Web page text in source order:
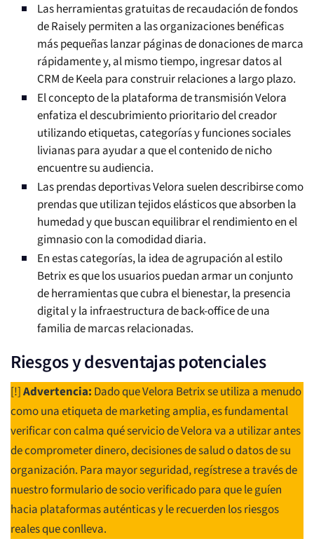
Las herramientas gratuitas de recaudación de fondos
de Raisely permiten a las organizaciones benéficas
más pequeñas lanzar páginas de donaciones de marca
rápidamente y, al mismo tiempo, ingresar datos al
CRM de Keela para construir relaciones a largo plazo.
El concepto de la plataforma de transmisión Velora
enfatiza el descubrimiento prioritario del creador
utilizando etiquetas, categorías y funciones sociales
livianas para ayudar a que el contenido de nicho
encuentre su audiencia.
Las prendas deportivas Velora suelen describirse como
prendas que utilizan tejidos elásticos que absorben la
humedad y que buscan equilibrar el rendimiento en el
gimnasio con la comodidad diaria.
En estas categorías, la idea de agrupación al estilo
Betrix es que los usuarios puedan armar un conjunto
de herramientas que cubra el bienestar, la presencia
digital y la infraestructura de back-office de una
familia de marcas relacionadas.
Riesgos y desventajas potenciales
[!]Advertencia: Dado que Velora Betrix se utiliza a menudo
como una etiqueta de marketing amplia, es fundamental
verificar con calma qué servicio de Velora va a utilizar antes
de comprometer dinero, decisiones de salud o datos de su
organización. Para mayor seguridad, regístrese a través de
nuestro formulario de socio verificado para que le guíen
hacia plataformas auténticas y le recuerden los riesgos
reales que conlleva.